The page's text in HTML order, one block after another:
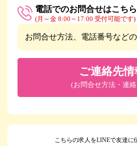
電話でのお問合せはこちら
(月～金 8:00～17:00 受付可能です)
お問合せ方法、電話番号など
ご連絡先情
(お問合せ方法・連
こちらの求人をLINEで友達に